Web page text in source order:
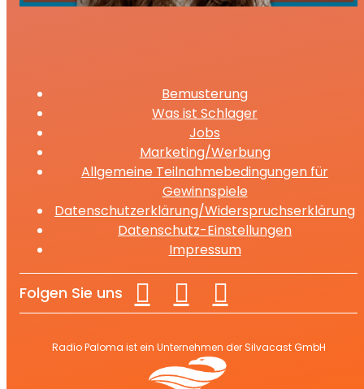
Bemusterung
Was ist Schlager
Jobs
Marketing/Werbung
Allgemeine Teilnahmebedingungen für
Gewinnspiele
Datenschutzerklärung/Widerspruchserklärung
Datenschutz-Einstellungen
Impressum
Folgen Sie uns
Radio Paloma ist ein Unternehmen der Silvacast GmbH